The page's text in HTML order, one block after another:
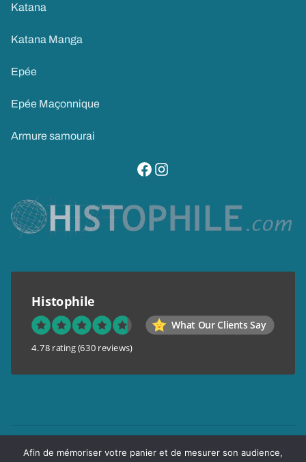
Katana
Katana Manga
Epée
Epée Maçonnique
Armure samourai
visitez notre page facebook
suivez notre compte instagram
Histophile
What Our Clients Say
4.78 rating (630 reviews)
Conditions générales de vente
Afin de mémoriser votre panier et de mesurer son audience,